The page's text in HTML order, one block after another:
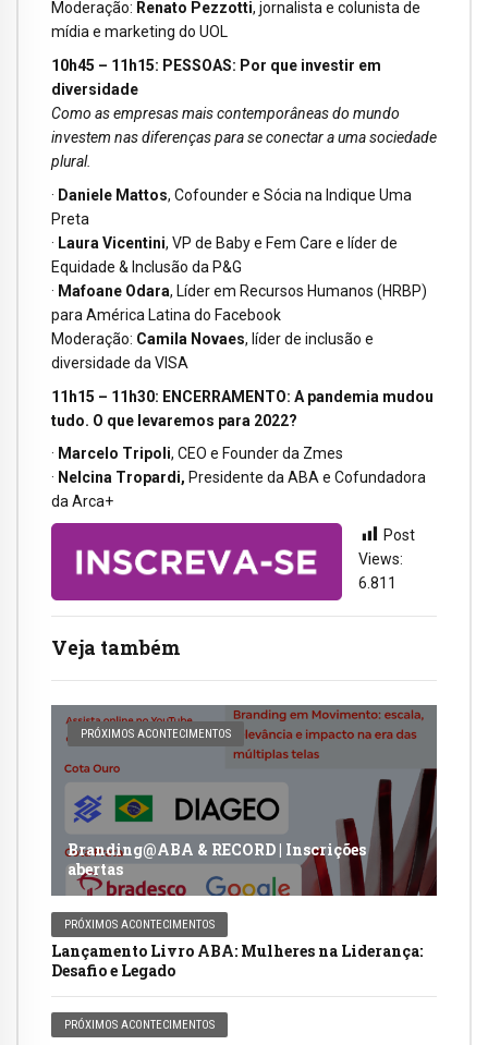
Veja também
PRÓXIMOS ACONTECIMENTOS
Branding@ABA & RECORD | Inscrições
abertas
PRÓXIMOS ACONTECIMENTOS
Lançamento Livro ABA: Mulheres na Liderança:
Desafio e Legado
PRÓXIMOS ACONTECIMENTOS
Moderação: Renato Pezzotti, jornalista e colunista de
mídia e marketing do UOL
10h45 – 11h15: PESSOAS: Por que investir em
diversidade
Como as empresas mais contemporâneas do mundo
investem nas diferenças para se conectar a uma sociedade
plural.
· Daniele Mattos, Cofounder e Sócia na Indique Uma
Preta
· Laura Vicentini, VP de Baby e Fem Care e líder de
Equidade & Inclusão da P&G
· Mafoane Odara, Líder em Recursos Humanos (HRBP)
para América Latina do Facebook
Moderação: Camila Novaes, líder de inclusão e
diversidade da VISA
11h15 – 11h30: ENCERRAMENTO: A pandemia mudou
tudo. O que levaremos para 2022?
· Marcelo Tripoli, CEO e Founder da Zmes
· Nelcina Tropardi, Presidente da ABA e Cofundadora
da Arca+
Post
Views:
6.811